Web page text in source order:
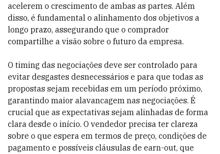
acelerem o crescimento de ambas as partes. Além
disso, é fundamental o alinhamento dos objetivos a
longo prazo, assegurando que o comprador
compartilhe a visão sobre o futuro da empresa.
O timing das negociações deve ser controlado para
evitar desgastes desnecessários e para que todas as
propostas sejam recebidas em um período próximo,
garantindo maior alavancagem nas negociações. É
crucial que as expectativas sejam alinhadas de forma
clara desde o início. O vendedor precisa ter clareza
sobre o que espera em termos de preço, condições de
pagamento e possíveis cláusulas de earn-out, que